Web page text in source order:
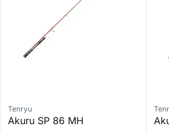
Tenryu
Akuru SP 86 MH